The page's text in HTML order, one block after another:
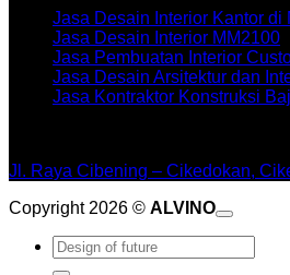
Jasa Desain Interior Kantor di
Jasa Desain Interior MM2100
Jasa Pembuatan Interior
Jasa Desain Arsitektur dan
Jasa Kontraktor Konstruksi
Jl. Raya Cibening – Cikedokan,
Copyright 2026 © ALVINO
Pencarian
untuk: